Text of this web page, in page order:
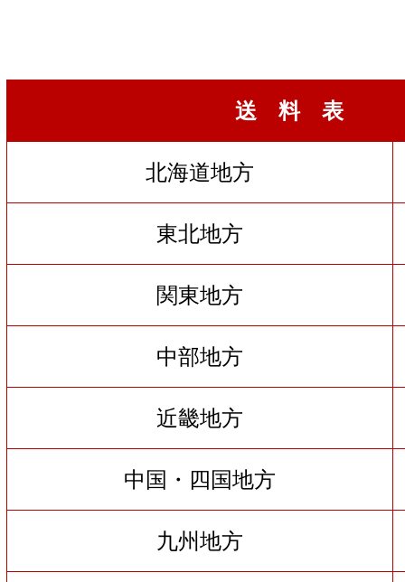
送 料 表
北海道地方
東北地方
関東地方
中部地方
近畿地方
中国・四国地方
九州地方